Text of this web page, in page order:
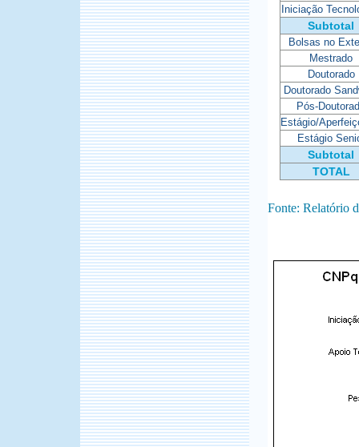
Iniciação
Subtotal
Bolsas no
Mestrado
Doutorado
Doutorado
Pós-
Estágio/
Estágio
Subtotal
TOTAL
Fonte: Relatório